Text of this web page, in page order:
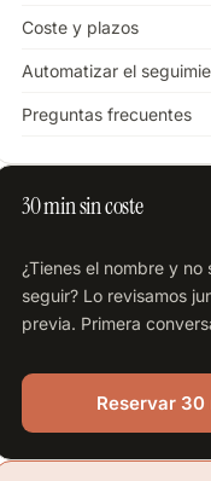
Coste y plazos
Automatizar el
Preguntas frecuentes
30 min sin coste
¿Tienes el nombre y
seguir? Lo revisamos
previa. Primera
Reservar